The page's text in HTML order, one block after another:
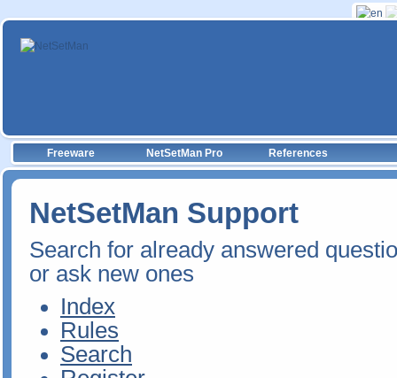
Freeware NetSetMan Pro References
NetSetMan Support
Search for already answered
or ask new ones
Index
Rules
Search